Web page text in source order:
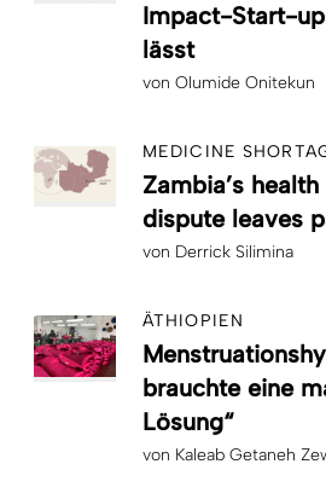
Impact-Start-
lässt
von Olumide Onitekun
MEDICINE
Zambia’s
dispute leaves
von Derrick Silimina
ÄTHIOPIEN
brauchte eine
Lösung“
von Kaleab Getaneh